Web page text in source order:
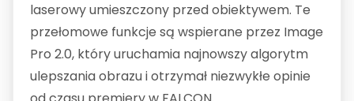
laserowy umieszczony przed obiektywem. Te
przełomowe funkcje są wspierane przez Image
Pro 2.0, który uruchamia najnowszy algorytm
ulepszania obrazu i otrzymał niezwykłe opinie